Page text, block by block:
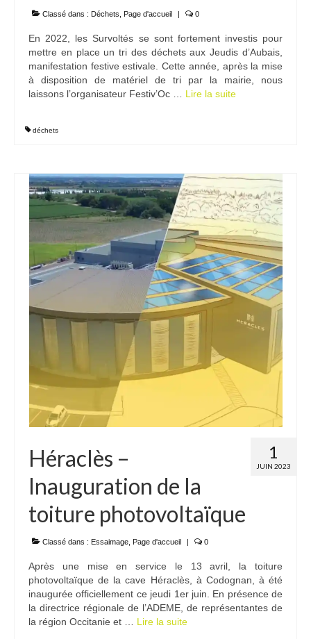
Classé dans : Déchets Page d'accueil | 0
En 2022, les Survoltés se sont fortement investis pour
mettre en place un tri des déchets aux Jeudis d’Aubais,
manifestation festive estivale. Cette année, après la mise
à disposition de matériel de tri par la mairie, nous
laissons l’organisateur Festiv’Oc … Lire la suite­­
déchets
1
JUIN 2023
Héraclès –
Inauguration de la
toiture photovoltaïque
Classé dans : Essaimage Page d'accueil | 0
Après une mise en service le 13 avril, la toiture
photovoltaïque de la cave Héraclès, à Codognan, à été
inaugurée officiellement ce jeudi 1er juin. En présence de
la directrice régionale de l’ADEME, de représentantes de
la région Occitanie et … Lire la suite­­